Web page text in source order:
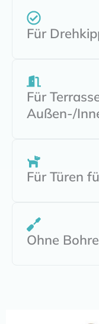
Für
Für
Außen-/
Für Türen
Ohne